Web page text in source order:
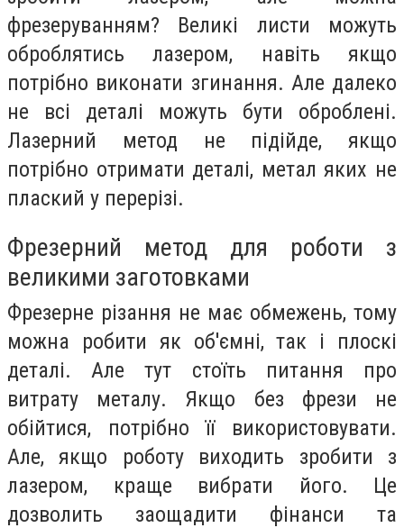
фрезеруванням? Великі листи можуть
оброблятись лазером, навіть якщо
потрібно виконати згинання. Але далеко
не всі деталі можуть бути оброблені.
Лазерний метод не підійде, якщо
потрібно отримати деталі, метал яких не
плаский у перерізі.
Фрезерний метод для роботи з
великими заготовками
Фрезерне різання не має обмежень, тому
можна робити як об'ємні, так і плоскі
деталі. Але тут стоїть питання про
витрату металу. Якщо без фрези не
обійтися, потрібно її використовувати.
Але, якщо роботу виходить зробити з
лазером, краще вибрати його. Це
дозволить заощадити фінанси та